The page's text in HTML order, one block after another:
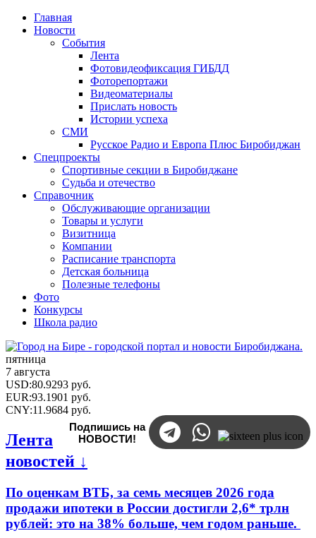
Главная
Новости
События
Лента
Фотовидеофиксация ГИБДД
Фоторепортажи
Видеоматериалы
Прислать новость
Истории успеха
СМИ
Русское Радио и Европа Плюс Биробиджан
Спецпроекты
Спортивные секции в Биробиджане
Судьба и отечество
Справочник
Обслуживающие организации
Товары и услуги
Визитница
Компании
Расписание транспорта
Детская больница
Полезные телефоны
Фото
Конкурсы
Школа радио
пятница
7 августа
USD:80.9293 руб.
EUR:93.1901 руб.
CNY:11.9684 руб.
Подпишись на
НОВОСТИ!
Лента
новостей ↓
По оценкам ВТБ, за семь месяцев 2026 года
продажи ипотеки в России достигли 2,6* трлн
рублей: это на 38% больше, чем годом раньше.